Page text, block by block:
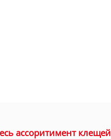
ассоритимент клещей